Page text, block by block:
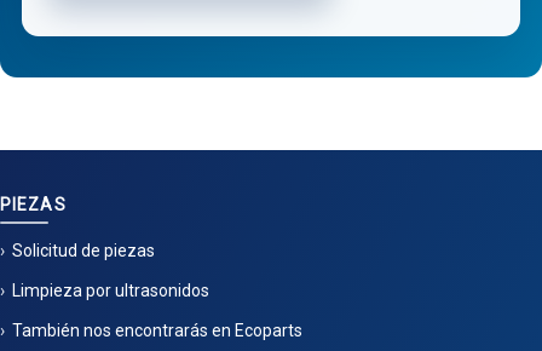
PIEZAS
Solicitud de piezas
Limpieza por ultrasonidos
También nos encontrarás en Ecoparts